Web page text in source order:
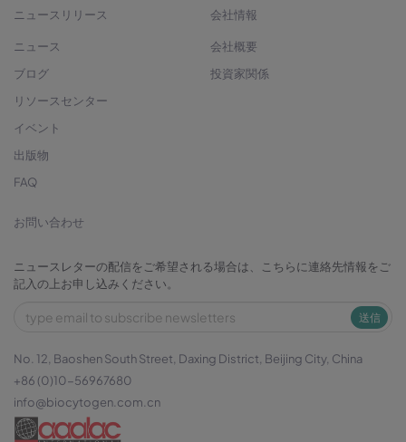
ニュースリリース
ニュース
ブログ
リソースセンター
イベント
出版物
FAQ
会社情報
会社概要
投資家関係
お問い合わせ
ニュースレターの配信をご希望される場合は、こちらに連絡先情報をご
記入の上お申し込みください。
送信
No. 12, Baoshen South Street, Daxing District, Beijing City, China
+86 (0)10-56967680
info@biocytogen.com.cn